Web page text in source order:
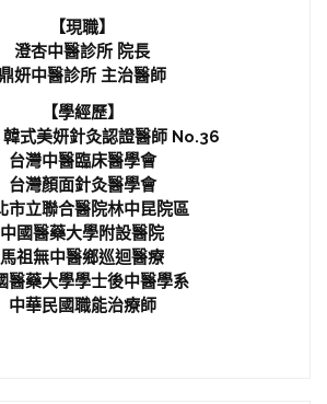
【現職】
澄杏中醫診所 院長
妍中醫診所 主治醫師
【學經歷】
韓式美妍針灸認證醫師 No.36
台灣中醫臨床醫學會
台灣顏面針灸醫學會
市立聯合醫院林中昆院區
中國醫藥大學附設醫院
馬祖無中醫鄉巡迴醫療
醫藥大學學士後中醫學系
中華民國職能治療師